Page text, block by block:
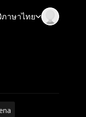
ภาษาไทย